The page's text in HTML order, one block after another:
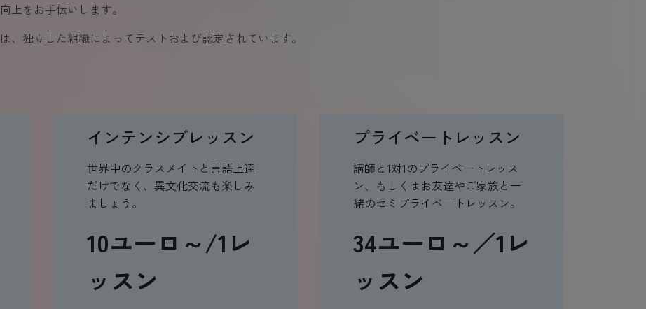
上をお手伝いします。
、独立した組織によってテストおよび認定されています。
インテンシブレッスン
世界中のクラスメイトと言語上達
だけでなく、異文化交流も楽しみ
ましょう。
10ユーロ～/1レ
ッスン
プライベートレッスン
講師と1対1のプライベートレッス
ン、もしくはお友達やご家族と一
緒のセミプライベートレッスン。
34ユーロ～／1レ
ッスン